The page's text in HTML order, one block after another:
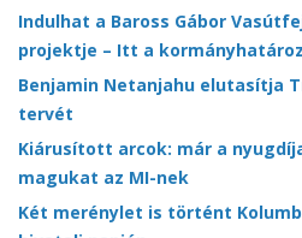
Indulhat a Baross Gábor
projektje – Itt a
Benjamin Netanjahu elutasítja
tervét
Kiárusított arcok: már a
magukat az MI-nek
Két merénylet is történt